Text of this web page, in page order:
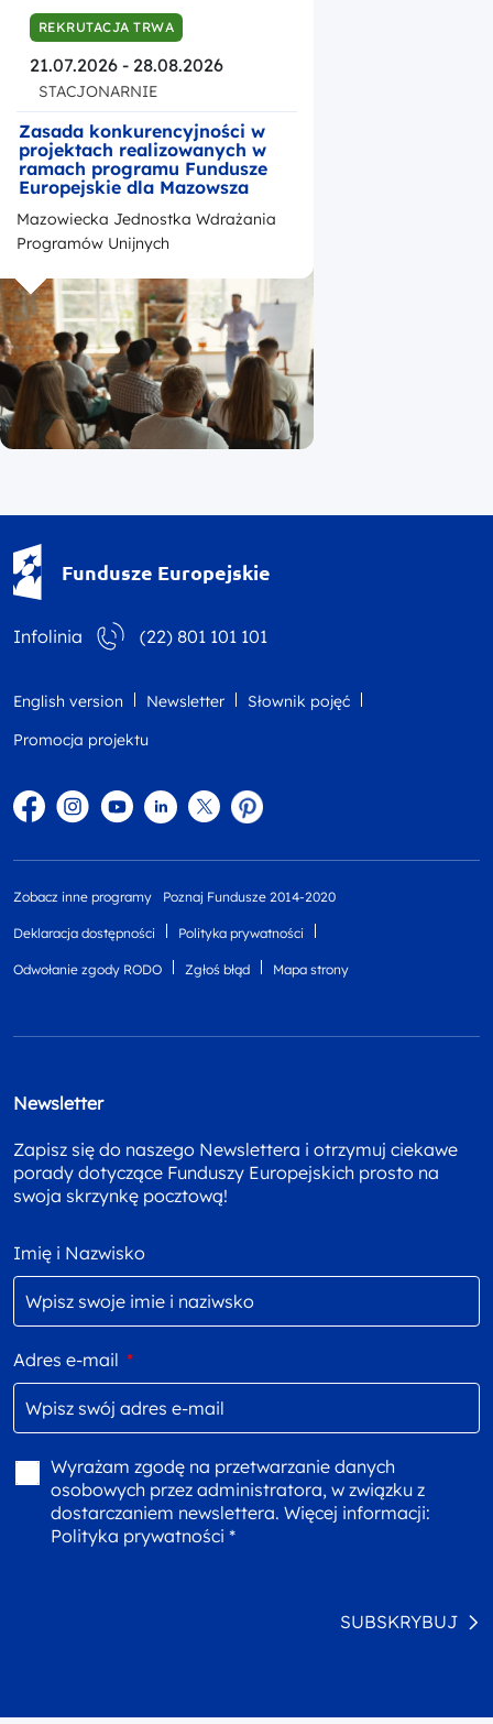
REKRUTACJA TRWA
21.07.2026 - 28.08.2026
STACJONARNIE
Zasada konkurencyjności w
projektach realizowanych w
ramach programu Fundusze
Europejskie dla Mazowsza
2021-2027 – prowadzenie
postępowań w BK2021 i
przygotowanie do kontroli
Mazowiecka Jednostka Wdrażania
Programów Unijnych
Fundusze Europejskie
Infolinia (22) 801 101 101
English version Newsletter
Słownik pojęć
Promocja projektu
FacebookInstagram
YouTubeLinkedintwitterPinterest
Zobacz inne programy Poznaj Fundusze 2014-2020
Deklaracja dostępności Polityka prywatności
Odwołanie zgody RODO Zgłoś błąd Mapa strony
Newsletter
Zapisz się do naszego Newslettera i otrzymuj ciekawe
porady dotyczące Funduszy Europejskich prosto na
swoja skrzynkę pocztową!
Imię i Nazwisko
Adres e-mail *
Wyrażam zgodę na przetwarzanie danych
osobowych przez administratora, w związku z
dostarczaniem newslettera. Więcej informacji:
Polityka prywatności *
SUBSKRYBUJ